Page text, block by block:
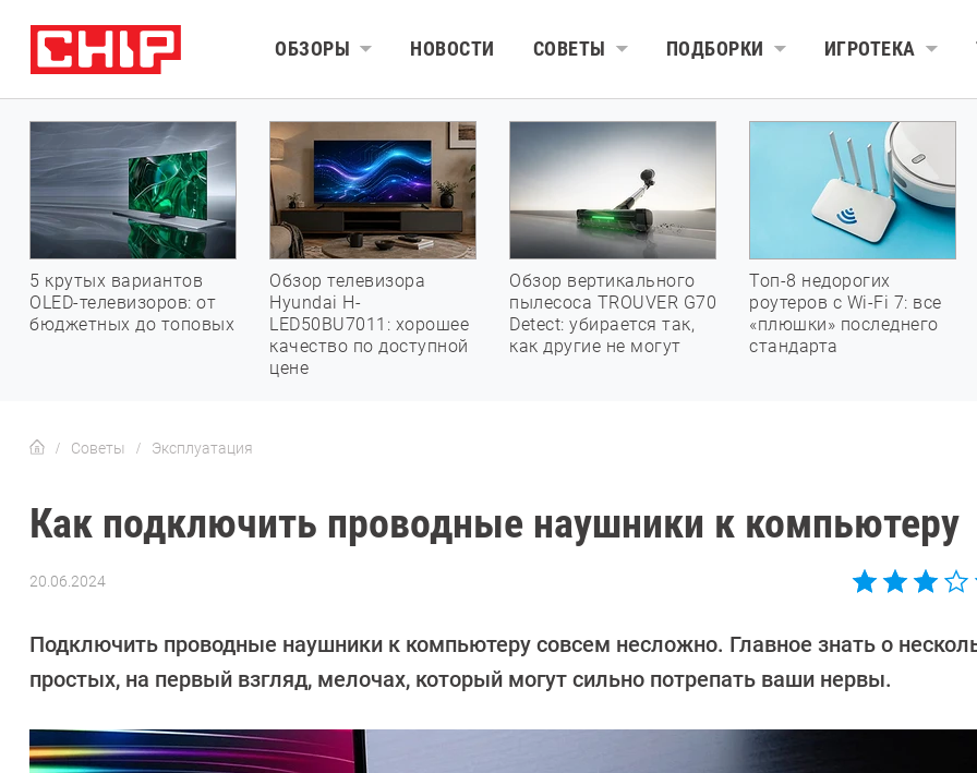
ОБЗОРЫ НОВОСТИ СОВЕТЫ ПОДБОРКИ ИГРОТЕКА
5 крутых вариантов
OLED-телевизоров: от
бюджетных до топовых
Обзор телевизора
Hyundai H-
LED50BU7011: хорошее
качество по доступной
цене
Обзор вертикального
пылесоса TROUVER G70
Detect: убирается так,
как другие не могут
Топ-8 недорогих
роутеров с Wi-Fi 7: все
«плюшки» последнего
стандарта
Советы Эксплуатация
Как подключить проводные наушники к компьютеру
20.06.2024
Иванов
Подключить проводные наушники к компьютеру совсем несложно. Главное знать о
простых, на первый взгляд, мелочах, который могут сильно потрепать ваши нервы.